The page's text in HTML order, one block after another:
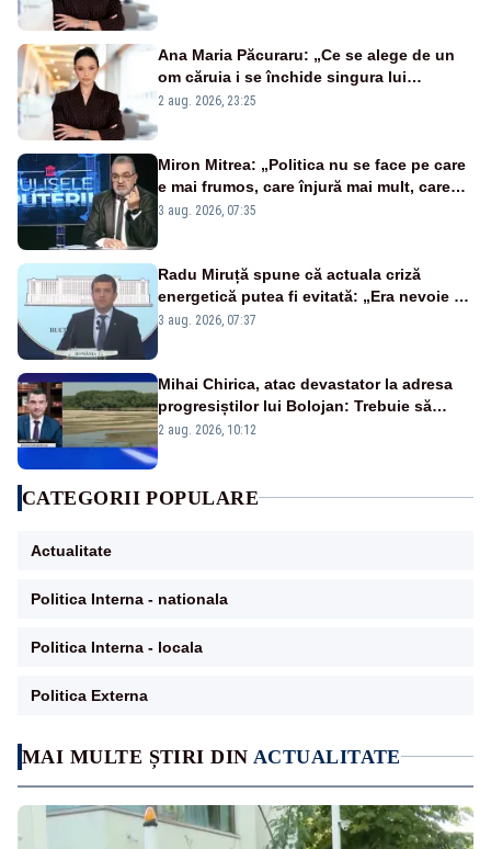
MAI MULTE ȘTIRI DIN ACTUALITATE
Ana Maria Păcuraru: „Ce se alege de un
om căruia i se închide singura lui
portiță?”
2 aug. 2026, 23:25
Miron Mitrea: „Politica nu se face pe care
e mai frumos, care înjură mai mult, care
țipă mai tare, ci pe proiecte”
3 aug. 2026, 07:35
Radu Miruță spune că actuala criză
energetică putea fi evitată: „Era nevoie să
ne facem iarna car și vara sanie”
3 aug. 2026, 07:37
Mihai Chirica, atac devastator la adresa
progresiștilor lui Bolojan: Trebuie să
protejăm și natura, dar nu șținem omaneii
2 aug. 2026, 10:12
CATEGORII POPULARE
Actualitate
Politica Interna - nationala
Politica Interna - locala
Politica Externa